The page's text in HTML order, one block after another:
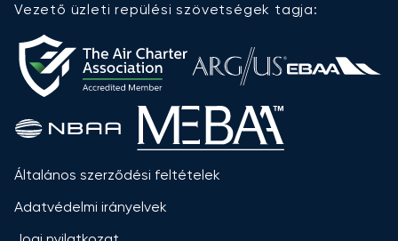
Vezető üzleti repülési szövetségek tagja:
Általános szerződési feltételek
Adatvédelmi irányelvek